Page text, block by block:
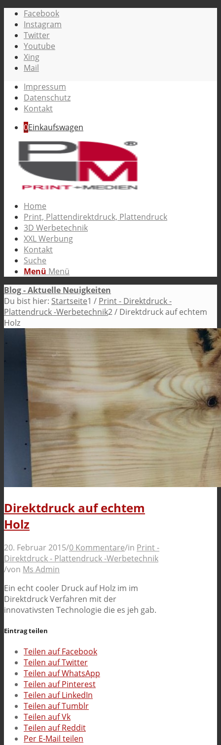
Facebook
Instagram
Twitter
Youtube
Xing
Mail
Impressum
Datenschutz
Kontakt
0Einkaufswagen
Home
Print, Plattendirektdruck, Plattendruck
3D Werbetechnik
XXL Werbung
Kontakt
Suche
Menü Menü
Blog - Aktuelle Neuigkeiten
Du bist hier: Startseite1 / Print - Direktdruck -
Plattendruck -Werbetechnik2/ Direktdruck auf echtem
Holz
Direktdruck auf echtem
Holz
20. Februar 2015/0 Kommentare/in Print -
Direktdruck - Plattendruck -Werbetechnik
/von Ms Admin
Ein echt cooler Druck auf Holz im im
Direktdruck Verfahren mit der
innovativsten Technologie die es jeh gab.
Eintrag teilen
Teilen auf Facebook
Teilen auf Twitter
Teilen auf WhatsApp
Teilen auf Pinterest
Teilen auf LinkedIn
Teilen auf Tumblr
Teilen auf Vk
Teilen auf Reddit
Per E-Mail teilen